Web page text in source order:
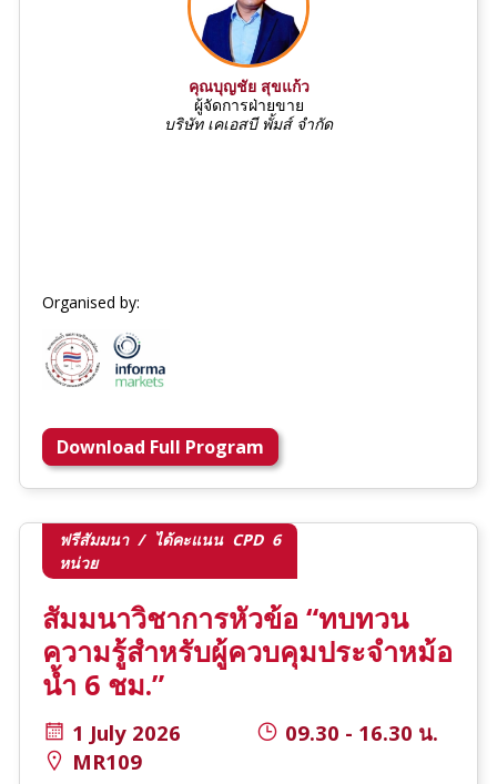
คุณบุญชัย สุขแก้ว
ผู้จัดการฝ่ายขาย
บริษัท เคเอสบี พั้มส์ จำกัด
Organised by:
Download Full Program
ฟรีสัมมนา / ได้คะแนน CPD 6
หน่วย
สัมมนาวิชาการหัวข้อ “ทบทวน
ความรู้สำหรับผู้ควบคุมประจำหม้อ
น้ำ 6 ชม.”
1 July 2026
09.30 - 16.30 น.
MR109